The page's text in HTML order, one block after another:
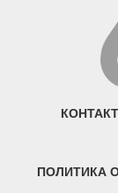
ПОЛИТИКА